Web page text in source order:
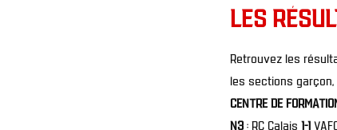
LES
Retrouvez les
les sections
CENTRE DE
N3 : RC Calais 1-1